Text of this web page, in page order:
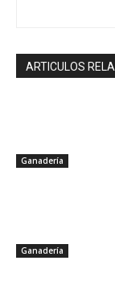
ARTICULOS
Ganadería
Ganadería